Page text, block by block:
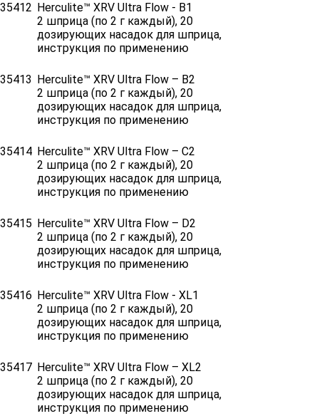
35412 Herculite™ XRV Ultra Flow - B1
2 шприца (по 2 г каждый), 20
дозирующих насадок для шприца,
инструкция по применению
35413
Herculite™ XRV Ultra Flow – B2
2 шприца (по 2 г каждый), 20
дозирующих насадок для шприца,
инструкция по применению
35414 Herculite™ XRV Ultra Flow – C2
2 шприца (по 2 г каждый), 20
дозирующих насадок для шприца,
инструкция по применению
35415 Herculite™ XRV Ultra Flow – D2
2 шприца (по 2 г каждый), 20
дозирующих насадок для шприца,
инструкция по применению
35416 Herculite™ XRV Ultra Flow - XL1
2 шприца (по 2 г каждый), 20
дозирующих насадок для шприца,
инструкция по применению
35417 Herculite™ XRV Ultra Flow – XL2
2 шприца (по 2 г каждый), 20
дозирующих насадок для шприца,
инструкция по применению